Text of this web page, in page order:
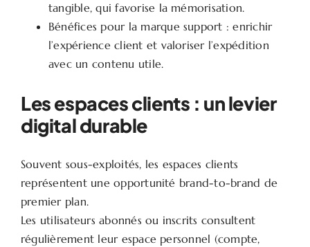
tangible, qui favorise la mémorisation.
Bénéfices pour la marque support : enrichir
l’expérience client et valoriser l’expédition
avec un contenu utile.
Les espaces clients : un levier
digital durable
Souvent sous-exploités, les espaces clients
représentent une opportunité brand-to-brand de
premier plan.
Les utilisateurs abonnés ou inscrits consultent
régulièrement leur espace personnel (compte,